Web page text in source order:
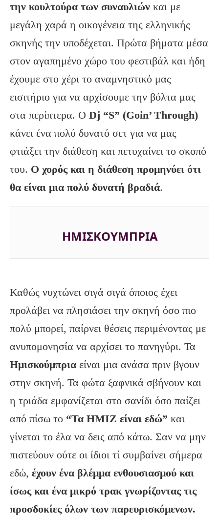
την κουλτούρα των συναυλιών και με
μεγάλη χαρά η οικογένεια της ελληνικής
σκηνής την υποδέχεται. Πρώτα βήματα μέσα
στον αγαπημένο χώρο του φεστιβάλ και ήδη
έχουμε στο χέρι το αναμνηστικό μας
εισιτήριο για να αρχίσουμε την βόλτα μας
στα περίπτερα. Ο Dj “S” (Goin’ Through)
κάνει ένα πολύ δυνατό σετ για να μας
φτιάξει την διάθεση και πετυχαίνει το σκοπό
του. Ο χορός και η διάθεση προμηνύει ότι
θα είναι μια πολύ δυνατή βραδιά.
ΗΜΙΣΚΟΎΜΠΡΙΑ
Καθώς νυχτώνει σιγά σιγά όποιος έχει
προλάβει να πλησιάσει την σκηνή όσο πιο
πολύ μπορεί, παίρνει θέσεις περιμένοντας με
ανυπομονησία να αρχίσει το πανηγύρι. Τα
Ημισκούμπρια είναι μια ανάσα πριν βγουν
στην σκηνή. Τα φώτα ξαφνικά σβήνουν και
η τριάδα εμφανίζεται στο σανίδι όσο παίζει
από πίσω το “Τα ΗΜΙΖ είναι εδώ” και
γίνεται το έλα να δεις από κάτω. Σαν να μην
πιστεύουν ούτε οι ίδιοι τί συμβαίνει σήμερα
εδώ, έχουν ένα βλέμμα ενθουσιασμού και
ίσως και ένα μικρό τρακ γνωρίζοντας τις
προσδοκίες όλων των παρευρισκόμενων.